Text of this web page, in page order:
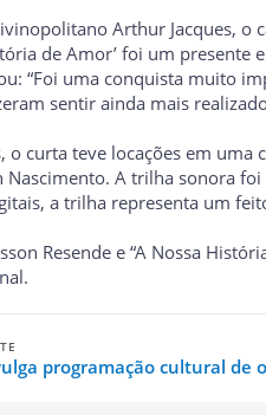
Arthur Jacques, o
de Amor’ foi um
“Foi uma conquista muito
sentir ainda mais
curta teve locações em uma
A trilha sonora
a trilha representa um
Resende e “A Nossa
programação cultural de